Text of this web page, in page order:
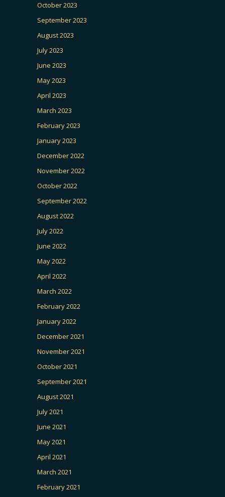
October 2023
September 2023
August 2023
July 2023
June 2023
May 2023
April 2023
March 2023
February 2023
January 2023
December 2022
November 2022
October 2022
September 2022
August 2022
July 2022
June 2022
May 2022
April 2022
March 2022
February 2022
January 2022
December 2021
November 2021
October 2021
September 2021
August 2021
July 2021
June 2021
May 2021
April 2021
March 2021
February 2021